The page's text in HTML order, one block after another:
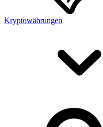
Kryptowährungen